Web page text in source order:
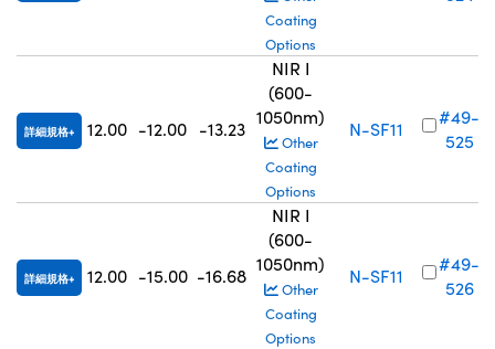
Coating
Options
詳細規格 12.00 -12.00 -13.23
NIR I
(600-
1050nm)
Other
Coating
Options
N-SF11
#49-
525
詳細規格 12.00 -15.00 -16.68
NIR I
(600-
1050nm)
Other
Coating
Options
N-SF11
#49-
526